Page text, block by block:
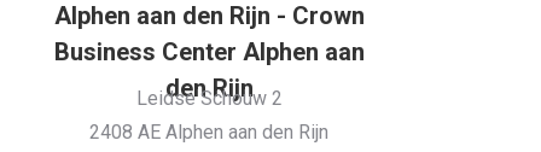
Alphen aan den Rijn - Crown
Business Center Alphen aan
den Rijn
Leidse Schouw 2
2408 AE Alphen aan den Rijn